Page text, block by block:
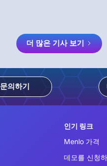
더 많은 기사 보기
문의하기
인기 링크
Menlo 가격
데모를 신청